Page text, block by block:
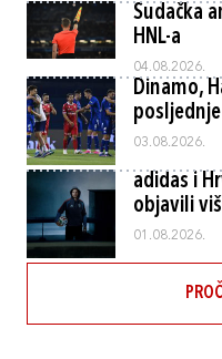
Sudačka
HNL-a
04.08.2026.
Dinamo,
03.08.2026.
adidas i
objavili
01.08.2026.